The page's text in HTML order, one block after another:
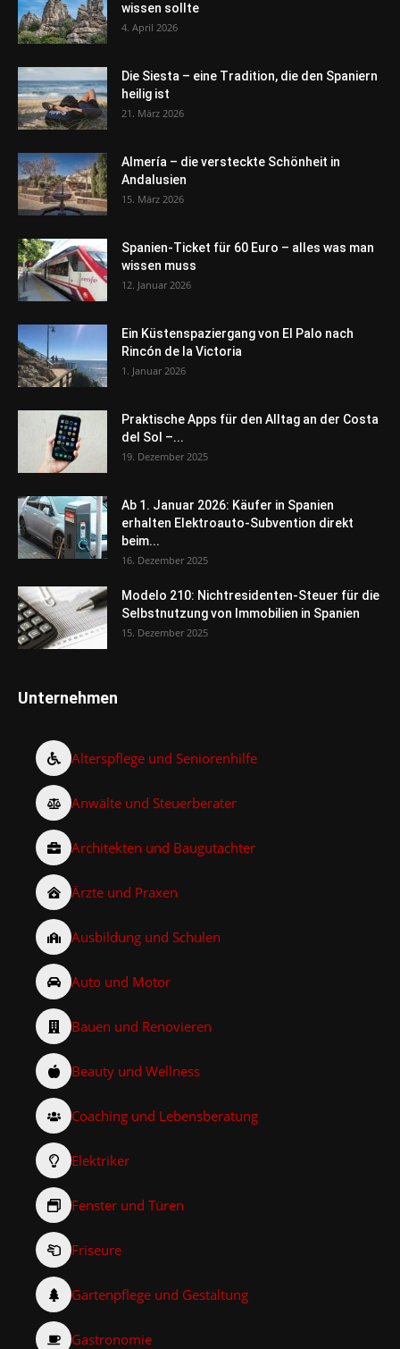
wissen sollte
4. April 2026
Die Siesta – eine Tradition, die den Spaniern
heilig ist
21. März 2026
Almería – die versteckte Schönheit in
Andalusien
15. März 2026
Spanien-Ticket für 60 Euro – alles was man
wissen muss
12. Januar 2026
Ein Küstenspaziergang von El Palo nach
Rincón de la Victoria
1. Januar 2026
Praktische Apps für den Alltag an der Costa
del Sol –...
19. Dezember 2025
Ab 1. Januar 2026: Käufer in Spanien
erhalten Elektroauto-Subvention direkt
beim...
16. Dezember 2025
Modelo 210: Nichtresidenten-Steuer für die
Selbstnutzung von Immobilien in Spanien
15. Dezember 2025
Unternehmen
Alterspflege und Seniorenhilfe
Anwälte und Steuerberater
Architekten und Baugutachter
Ärzte und Praxen
Ausbildung und Schulen
Auto und Motor
Bauen und Renovieren
Beauty und Wellness
Coaching und Lebensberatung
Elektriker
Fenster und Türen
Friseure
Gartenpflege und Gestaltung
Gastronomie